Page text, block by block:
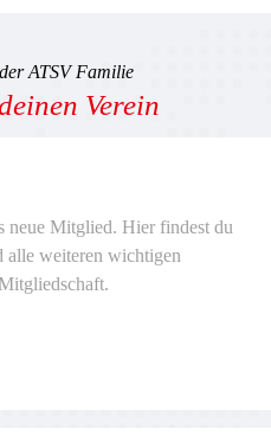
ATSV Familie
Verein
neue Mitglied. Hier findest du
alle weiteren wichtigen